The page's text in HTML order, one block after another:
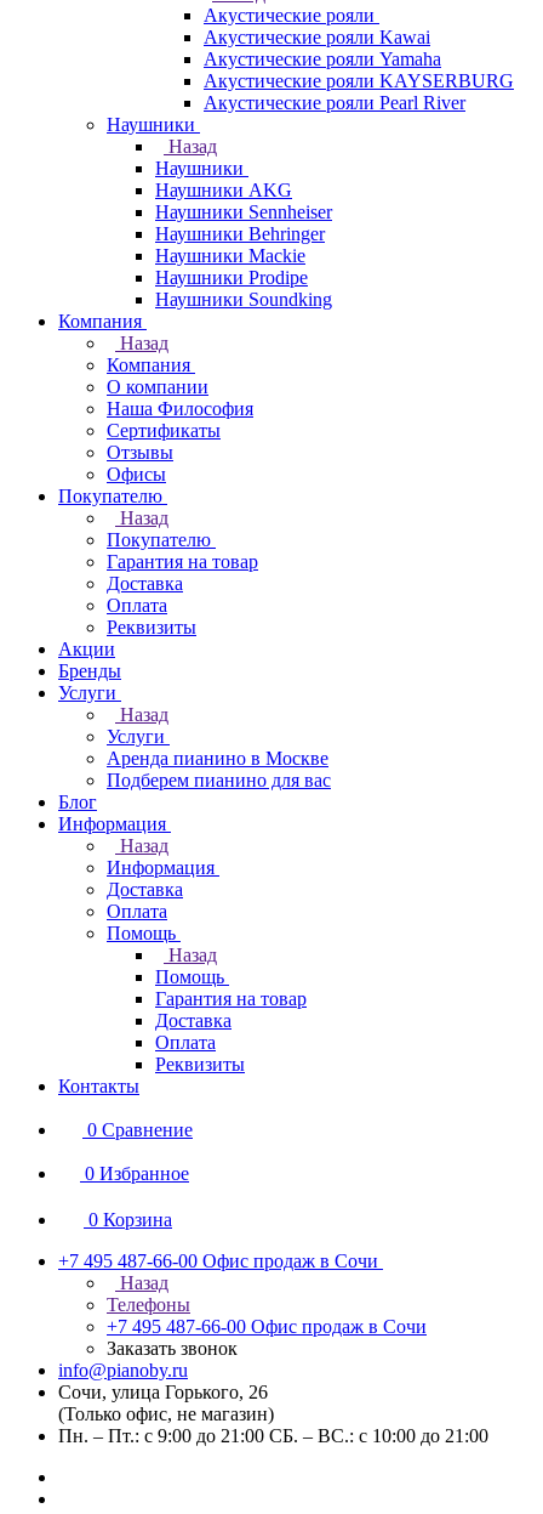
Акустические рояли
Акустические рояли Kawai
Акустические рояли Yamaha
Акустические рояли KAYSERBURG
Акустические рояли Pearl River
Наушники
Назад
Наушники
Наушники AKG
Наушники Sennheiser
Наушники Behringer
Наушники Mackie
Наушники Prodipe
Наушники Soundking
Компания
Назад
Компания
О компании
Наша Философия
Сертификаты
Отзывы
Офисы
Покупателю
Назад
Покупателю
Гарантия на товар
Доставка
Оплата
Реквизиты
Акции
Бренды
Услуги
Назад
Услуги
Аренда пианино в Москве
Подберем пианино для вас
Блог
Информация
Назад
Информация
Доставка
Оплата
Помощь
Назад
Помощь
Гарантия на товар
Доставка
Оплата
Реквизиты
Контакты
0 Сравнение
0 Избранное
0 Корзина
+7 495 487-66-00 Офис продаж в Сочи
Назад
Телефоны
+7 495 487-66-00 Офис продаж в Сочи
Заказать звонок
info@pianoby.ru
Сочи, улица Горького, 26
(Только офис, не магазин)
Пн. – Пт.: с 9:00 до 21:00 СБ. – ВС.: с 10:00 до 21:00